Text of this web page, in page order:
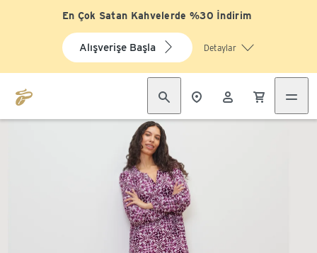
En Çok Satan Kahvelerde %30 İndirim
Alışverişe Başla Detaylar